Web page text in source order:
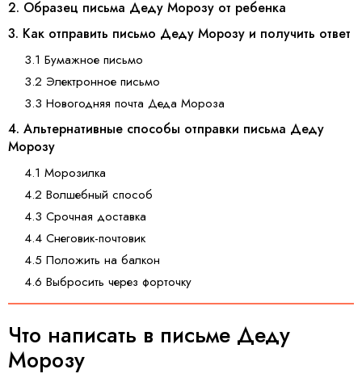
2. Образец письма Деду Морозу от ребенка
3. Как отправить письмо Деду Морозу и получить ответ
3.1 Бумажное письмо
3.2 Электронное письмо
3.3 Новогодняя почта Деда Мороза
4. Альтернативные способы отправки письма Деду
Морозу
4.1 Морозилка
4.2 Волшебный способ
4.3 Срочная доставка
4.4 Снеговик-почтовик
4.5 Положить на балкон
4.6 Выбросить через форточку
Что написать в письме Деду
Морозу